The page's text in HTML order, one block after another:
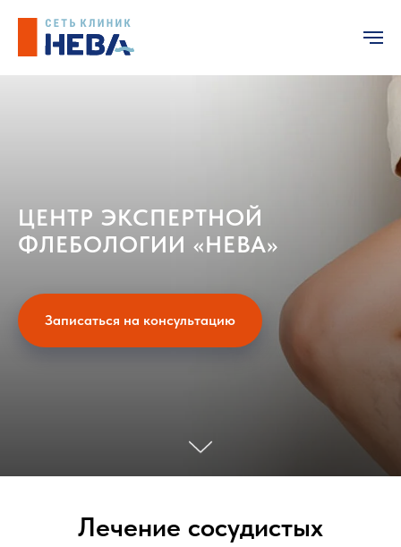
ЦЕНТР ЭКСПЕРТНОЙ
ФЛЕБОЛОГИИ «НЕВА»
Записаться на консультацию
Лечение сосудистых